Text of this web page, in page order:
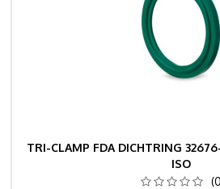
TRI-CLAMP FDA DICHTRING
ISO